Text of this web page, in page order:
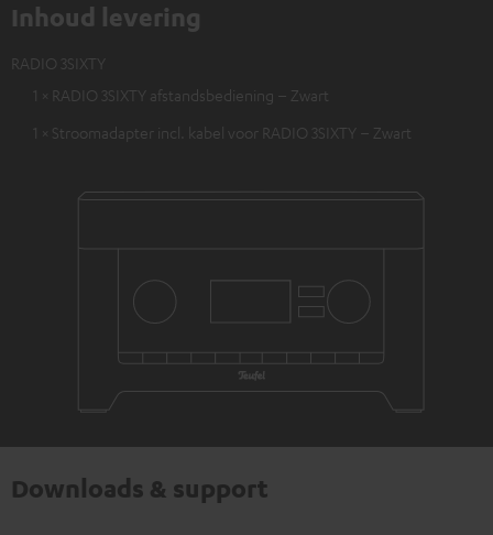
Inhoud levering
RADIO 3SIXTY
1 × RADIO 3SIXTY afstandsbediening – Zwart
1 × Stroomadapter incl. kabel voor RADIO 3SIXTY – Zwart
Downloads & support